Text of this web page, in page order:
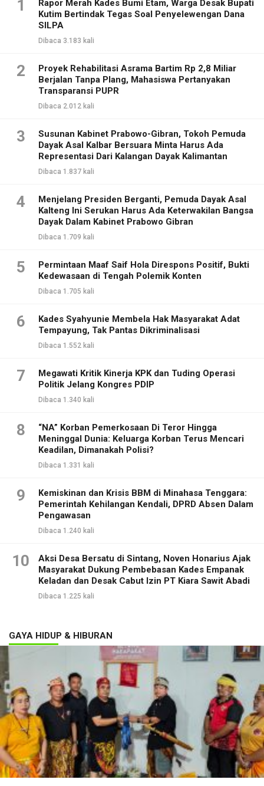
1
Rapor Merah Kades Bumi Etam, Warga Desak Bupati
Kutim Bertindak Tegas Soal Penyelewengan Dana
SILPA
Dibaca 3.183 kali
2
Proyek Rehabilitasi Asrama Bartim Rp 2,8 Miliar
Berjalan Tanpa Plang, Mahasiswa Pertanyakan
Transparansi PUPR
Dibaca 2.012 kali
3
Susunan Kabinet Prabowo-Gibran, Tokoh Pemuda
Dayak Asal Kalbar Bersuara Minta Harus Ada
Representasi Dari Kalangan Dayak Kalimantan
Dibaca 1.837 kali
4
Menjelang Presiden Berganti, Pemuda Dayak Asal
Kalteng Ini Serukan Harus Ada Keterwakilan Bangsa
Dayak Dalam Kabinet Prabowo Gibran
Dibaca 1.709 kali
5
Permintaan Maaf Saif Hola Direspons Positif, Bukti
Kedewasaan di Tengah Polemik Konten
Dibaca 1.705 kali
6
Kades Syahyunie Membela Hak Masyarakat Adat
Tempayung, Tak Pantas Dikriminalisasi
Dibaca 1.552 kali
7
Megawati Kritik Kinerja KPK dan Tuding Operasi
Politik Jelang Kongres PDIP
Dibaca 1.340 kali
8
“NA” Korban Pemerkosaan Di Teror Hingga
Meninggal Dunia: Keluarga Korban Terus Mencari
Keadilan, Dimanakah Polisi?
Dibaca 1.331 kali
9
Kemiskinan dan Krisis BBM di Minahasa Tenggara:
Pemerintah Kehilangan Kendali, DPRD Absen Dalam
Pengawasan
Dibaca 1.240 kali
10
Aksi Desa Bersatu di Sintang, Noven Honarius Ajak
Masyarakat Dukung Pembebasan Kades Empanak
Keladan dan Desak Cabut Izin PT Kiara Sawit Abadi
Dibaca 1.225 kali
GAYA HIDUP & HIBURAN